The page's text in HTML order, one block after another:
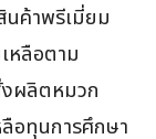
นค้าพรีเมี่ยม
หลือตาม
งผลิตหมวก
อทุนการศึกษา